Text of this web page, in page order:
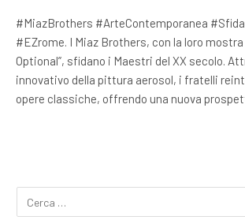
#MiazBrothers #ArteContemporanea
#EZrome. I Miaz Brothers, con la loro mostra
Optional”, sfidano i Maestri del XX secolo.
innovativo della pittura aerosol, i fratelli
opere classiche, offrendo una nuova